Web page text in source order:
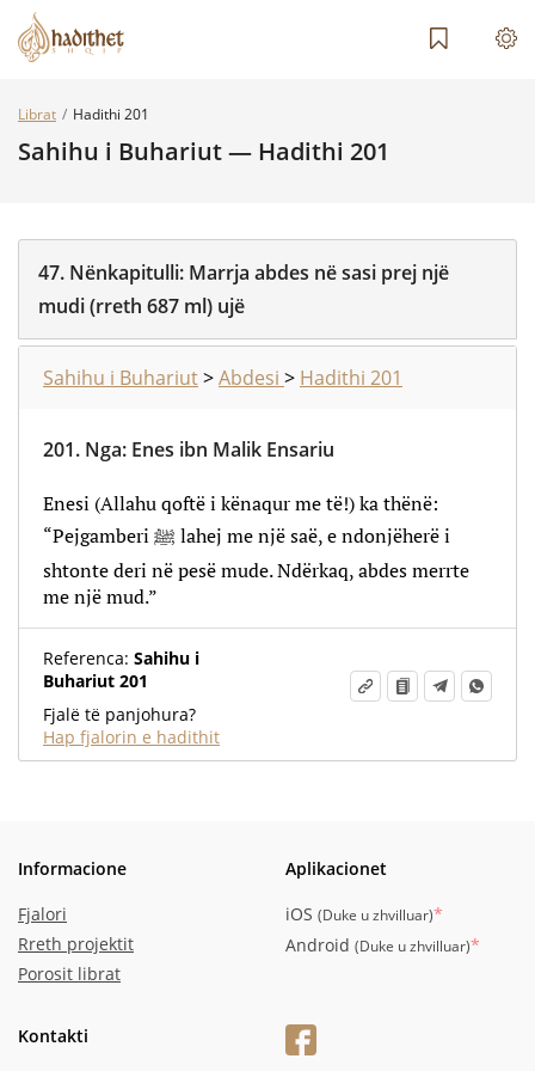
Librat Hadithi 201
Sahihu i Buhariut — Hadithi 201
47. Nënkapitulli: Marrja abdes në sasi prej një
mudi (rreth 687 ml) ujë
Sahihu i Buhariut>Abdesi > Hadithi 201
201. Nga: Enes ibn Malik Ensariu
Enesi (Allahu qoftë i kënaqur me të!) ka thënë:
“Pejgamberi ﷺ lahej me një saë, e ndonjëherë i
shtonte deri në pesë mude. Ndërkaq, abdes merrte
me një mud.”
Referenca: Sahihu i
Buhariut 201
Fjalë të panjohura?
Hap fjalorin e hadithit
Informacione
Fjalori
Rreth projektit
Porosit librat
Aplikacionet
iOS (Duke u zhvilluar)*
Android (Duke u zhvilluar)*
Kontakti